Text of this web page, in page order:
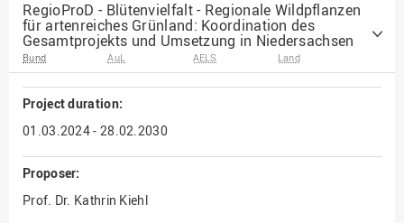
RegioProD - Blütenvielfalt - Regionale Wildpflanzen
für artenreiches Grünland: Koordination des
Gesamtprojekts und Umsetzung in Niedersachsen
Bund AuL AELS Land
Project duration:
01.03.2024 - 28.02.2030
Proposer:
Prof. Dr. Kathrin Kiehl